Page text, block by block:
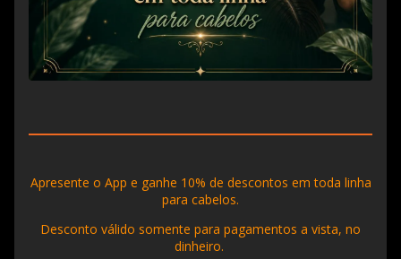
Apresente o App e ganhe 10% de descontos em toda linha
para cabelos.
Desconto válido somente para pagamentos a vista, no
dinheiro.